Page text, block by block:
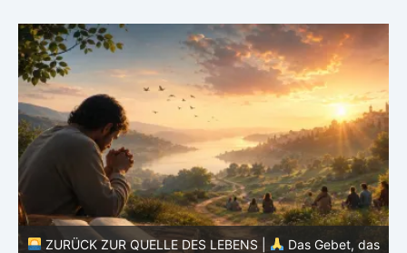
ZURÜCK ZUR QUELLE DES LEBENS |
Das Gebet, das